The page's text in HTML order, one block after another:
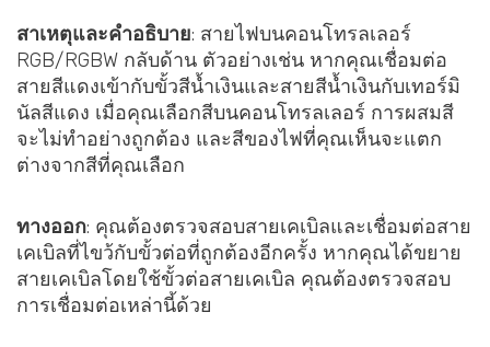
สาเหตุและคำอธิบาย: สายไฟบนคอนโทรลเลอร์
RGB/RGBW กลับด้าน ตัวอย่างเช่น หากคุณเชื่อมต่อ
สายสีแดงเข้ากับขั้วสีน้ำเงินและสายสีน้ำเงินกับเทอร์มิ
นัลสีแดง เมื่อคุณเลือกสีบนคอนโทรลเลอร์ การผสมสี
จะไม่ทำอย่างถูกต้อง และสีของไฟที่คุณเห็นจะแตก
ต่างจากสีที่คุณเลือก
ทางออก: คุณต้องตรวจสอบสายเคเบิลและเชื่อมต่อสาย
เคเบิลที่ไขว้กับขั้วต่อที่ถูกต้องอีกครั้ง หากคุณได้ขยาย
สายเคเบิลโดยใช้ขั้วต่อสายเคเบิล คุณต้องตรวจสอบ
การเชื่อมต่อเหล่านี้ด้วย